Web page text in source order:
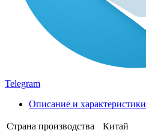
Telegram
Описание и характеристики
Страна производства
Китай